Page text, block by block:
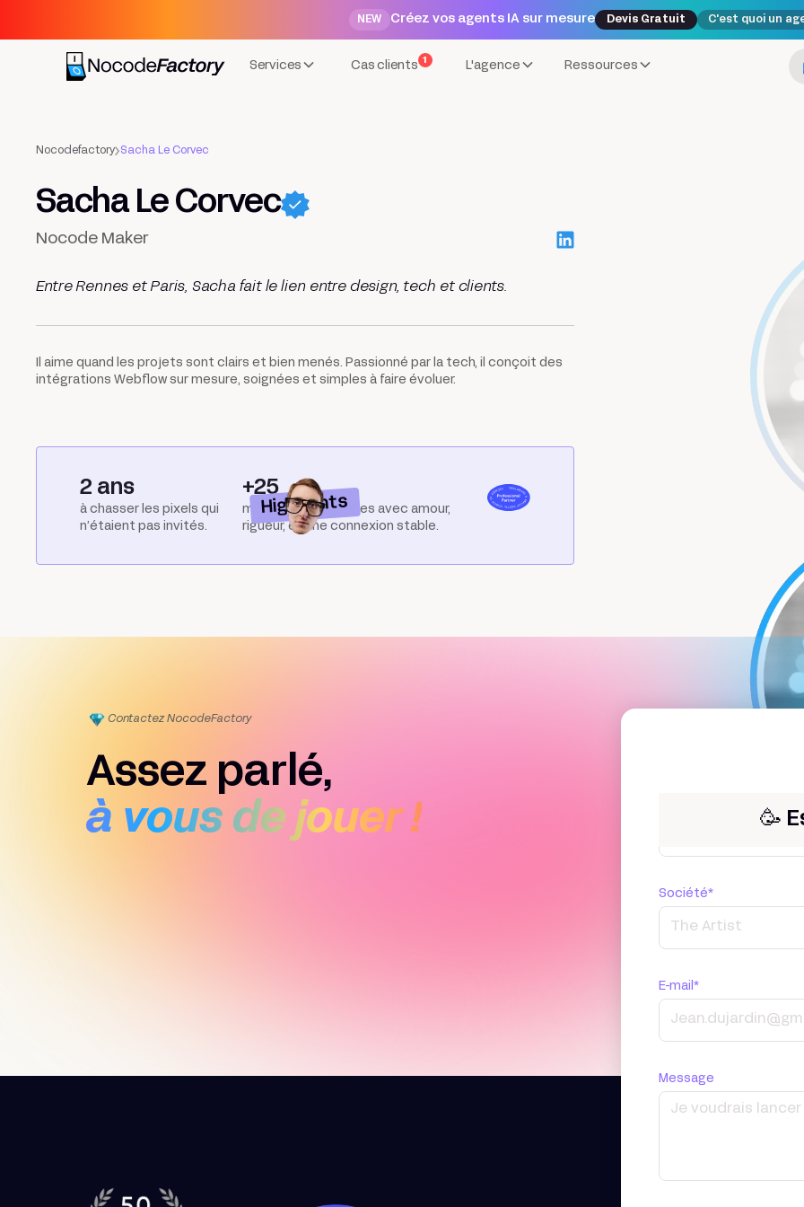
NEW Créez vos agents IA sur mesure Devis Gratuit C'est quoi un
Services Cas clients
1
L'agence Ressources
Nocodefactory Sacha Le Corvec
Sacha Le Corvec
Nocode Maker
Entre Rennes et Paris, Sacha fait le lien entre design, tech et clients.
Il aime quand les projets sont clairs et bien menés. Passionné par la tech, il conçoit des
intégrations Webflow sur mesure, soignées et simples à faire évoluer.
Highlights
2 ans
à chasser les pixels qui
n’étaient pas invités.
+25
maquettes intégrées avec amour,
rigueur, et une connexion stable.
Contactez NocodeFactory
Assez parlé,
à vous de jouer !
🥳
Société*
E-mail*
Message